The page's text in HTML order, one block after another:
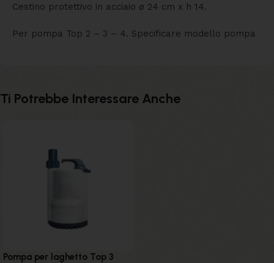
Cestino protettivo in acciaio ø 24 cm x h 14.
Per pompa Top 2 – 3 – 4. Specificare modello pompa
Ti Potrebbe Interessare Anche
Pompa per laghetto Top 3